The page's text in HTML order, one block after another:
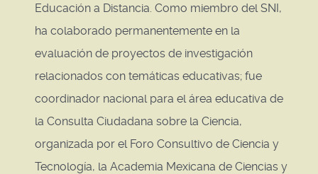
Educación a Distancia. Como miembro del SNI,
ha colaborado permanentemente en la
evaluación de proyectos de investigación
relacionados con temáticas educativas; fue
coordinador nacional para el área educativa de
la Consulta Ciudadana sobre la Ciencia,
organizada por el Foro Consultivo de Ciencia y
Tecnología, la Academia Mexicana de Ciencias y